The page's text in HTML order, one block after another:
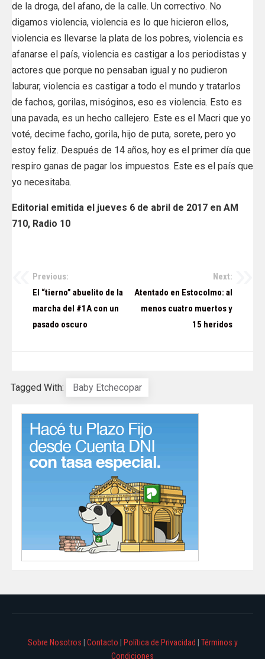
de la droga, del afano, de la calle. Un correctivo. No
digamos violencia, violencia es lo que hicieron ellos,
violencia es llevarse la plata de los pobres, violencia es
afanarse el país, violencia es castigar a los periodistas y
actores que porque no pensaban igual y no pudieron
laburar, violencia es castigar a todo el mundo y tratarlos
de fachos, gorilas, misóginos, eso es violencia. Esto es
una pavada, es un hecho callejero. Este es el Macri que yo
voté, decime facho, gorila, hijo de puta, sorete, pero yo
estoy feliz. Después de 14 años, hoy es el primer día que
respiro ganas de pagar los impuestos. Este es el país que
yo necesitaba.
Editorial emitida el jueves 6 de abril de 2017 en AM
710, Radio 10
Navegación
entradas
Previous:
El “tierno” abuelito de la
marcha del #1A con un
pasado oscuro
Next:
Atentado en Estocolmo: al
menos cuatro muertos y
15 heridos
Tagged With: Baby Etchecopar
Sobre Nosotros Contacto Política de Privacidad
Términos y
Condiciones